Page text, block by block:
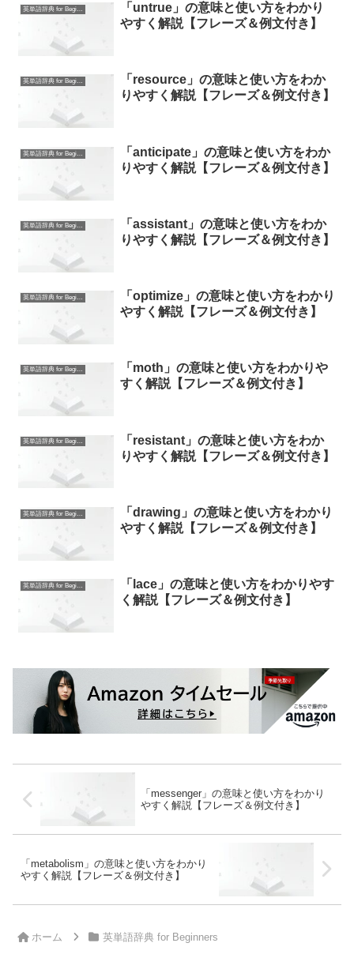
英単語辞典 for Beginners
「untrue」の意味と使い方をわかり
やすく解説【フレーズ＆例文付き】
英単語辞典 for Beginners
「resource」の意味と使い方をわか
りやすく解説【フレーズ＆例文付き】
英単語辞典 for Beginners
「anticipate」の意味と使い方をわか
りやすく解説【フレーズ＆例文付き】
英単語辞典 for Beginners
「assistant」の意味と使い方をわか
りやすく解説【フレーズ＆例文付き】
英単語辞典 for Beginners
「optimize」の意味と使い方をわかり
やすく解説【フレーズ＆例文付き】
英単語辞典 for Beginners
「moth」の意味と使い方をわかりや
すく解説【フレーズ＆例文付き】
英単語辞典 for Beginners
「resistant」の意味と使い方をわか
りやすく解説【フレーズ＆例文付き】
英単語辞典 for Beginners
「drawing」の意味と使い方をわかり
やすく解説【フレーズ＆例文付き】
英単語辞典 for Beginners
「lace」の意味と使い方をわかりやす
く解説【フレーズ＆例文付き】
「messenger」の意味と使い方をわかり
やすく解説【フレーズ＆例文付き】
「metabolism」の意味と使い方をわかり
やすく解説【フレーズ＆例文付き】
ホーム 英単語辞典 for Beginners